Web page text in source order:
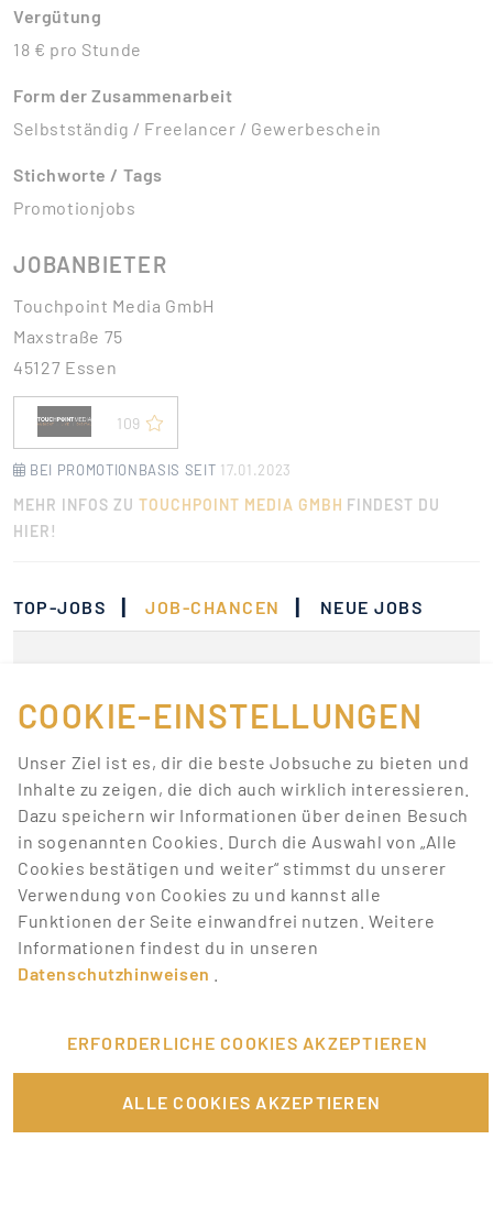
Vergütung
18 € pro Stunde
Form der Zusammenarbeit
Selbstständig / Freelancer / Gewerbeschein
Stichworte / Tags
Promotionjobs
JOBANBIETER
Touchpoint Media GmbH
Maxstraße 75
45127 Essen
109
BEI PROMOTIONBASIS SEIT 17.01.2023
MEHR INFOS ZU TOUCHPOINT MEDIA GMBH FINDEST DU
HIER!
TOP-JOBS | JOB-CHANCEN | NEUE JOBS
Jobs, die deinen
Suchkriterien
entsprechen.
Lass dich über neue Job-Chancen zu deiner Suche
mit Job-Alerts automatisch informieren!
JOB-ALERT ERSTELLEN
COOKIE-EINSTELLUNGEN
Unser Ziel ist es, dir die beste Jobsuche zu bieten und
Inhalte zu zeigen, die dich auch wirklich interessieren.
Dazu speichern wir Informationen über deinen Besuch
in sogenannten Cookies. Durch die Auswahl von „Alle
Cookies bestätigen und weiter“ stimmst du unserer
Verwendung von Cookies zu und kannst alle
Funktionen der Seite einwandfrei nutzen. Weitere
Informationen findest du in unseren
Datenschutzhinweisen
ERFORDERLICHE COOKIES AKZEPTIEREN
ALLE COOKIES AKZEPTIEREN